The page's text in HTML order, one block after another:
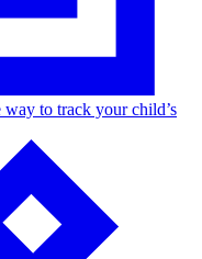
way to track your child’s